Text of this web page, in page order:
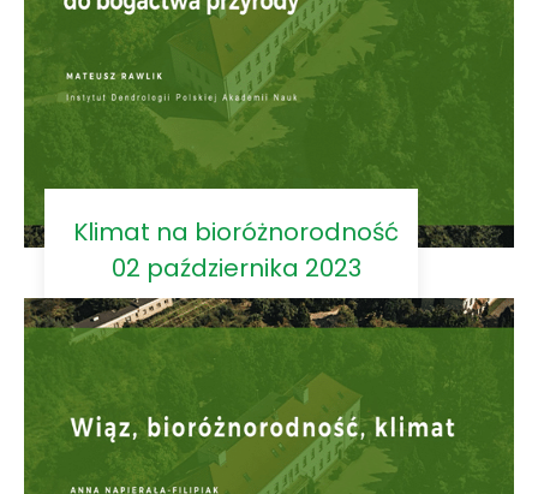
Klimat na bioróżnorodność
02 października 2023